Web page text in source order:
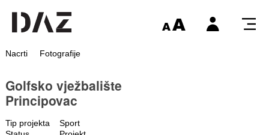
Nacrti Fotografije
Golfsko vježbalište
Principovac
Tip projekta
Sport